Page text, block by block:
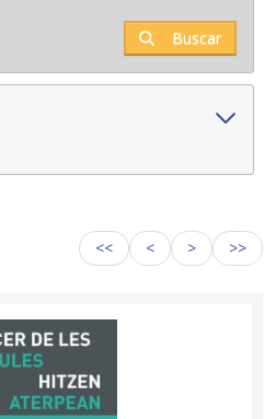
Buscar
<< < > >>